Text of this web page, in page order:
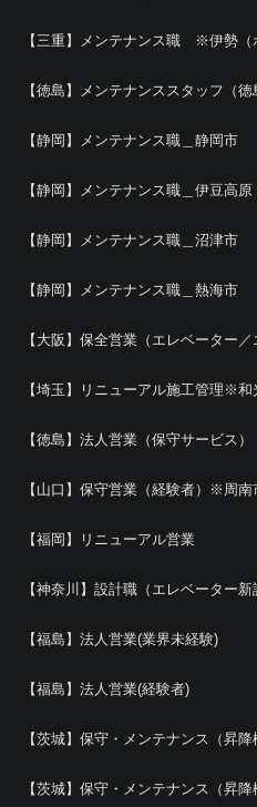
【三重】メンテナンス職 ※伊勢（
【徳島】メンテナンススタッフ（
【静岡】メンテナンス職＿静岡市
【静岡】メンテナンス職＿伊豆高原
【静岡】メンテナンス職＿沼津市
【静岡】メンテナンス職＿熱海市
【大阪】保全営業（エレベーター／
【埼玉】リニューアル施工管理※和
【徳島】法人営業（保守サービス）
【山口】保守営業（経験者）※周南
【福岡】リニューアル営業
【神奈川】設計職（エレベーター新
【福島】法人営業(業界未経験)
【福島】法人営業(経験者)
【茨城】保守・メンテナンス（
【茨城】保守・メンテナンス（